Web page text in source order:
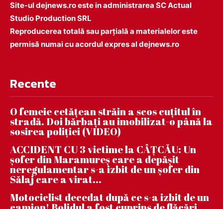
Site-ul dejnews.ro este in administrarea SC Actual
Studio Production SRL
Reproducerea totală sau parțială a materialelor este
permisă numai cu acordul expres al dejnews.ro
Recente
O femeie cetățean străin a scos cuțitul în
stradă. Doi bărbați au imobilizat-o până la
sosirea poliției (VIDEO)
ACCIDENT CU 3 victime la CÂȚCĂU: Un
șofer din Maramureș care a depășit
neregulamentar s-a izbit de un șofer din
Sălaj care a virat...
Motociclist decedat după ce s-a izbit de un